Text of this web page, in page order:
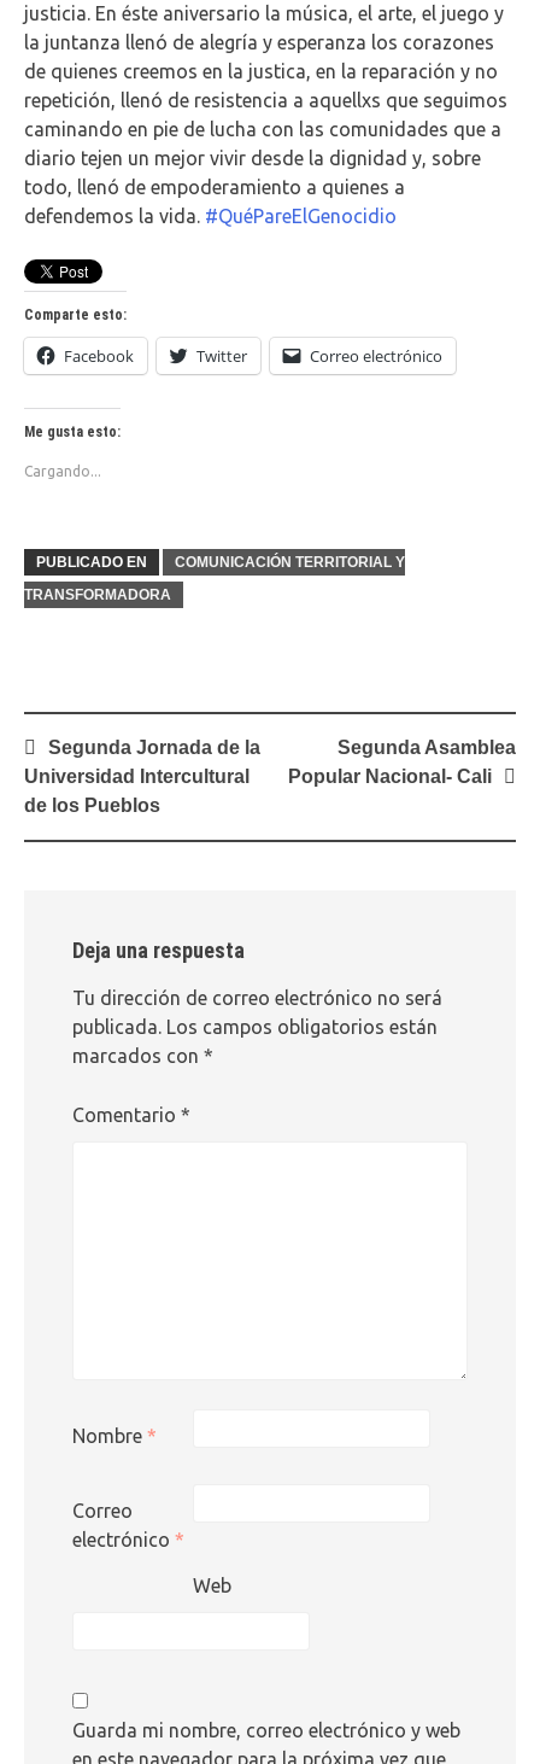
justicia. En éste aniversario la música, el arte, el juego y
la juntanza llenó de alegría y esperanza los corazones
de quienes creemos en la justica, en la reparación y no
repetición, llenó de resistencia a aquellxs que seguimos
caminando en pie de lucha con las comunidades que a
diario tejen un mejor vivir desde la dignidad y, sobre
todo, llenó de empoderamiento a quienes a
defendemos la vida. #QuéPareElGenocidio
Comparte esto:
Facebook Twitter Correo electrónico
Me gusta esto:
Cargando...
PUBLICADO EN
COMUNICACIÓN TERRITORIAL Y
TRANSFORMADORA
Navegación
de
entradas
Segunda Jornada de la
Universidad Intercultural
de los Pueblos
Segunda Asamblea
Popular Nacional- Cali
Deja una respuesta
Tu dirección de correo electrónico no será
publicada. Los campos obligatorios están
marcados con *
Comentario *
Nombre *
Correo
electrónico *
Web
Guarda mi nombre, correo electrónico y web
en este navegador para la próxima vez que